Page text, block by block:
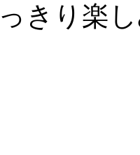
きり楽